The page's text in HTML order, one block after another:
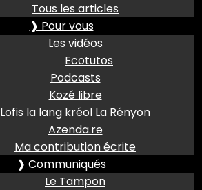
Tous les articles
❱ Pour vous
Les vidéos
Ecotutos
Podcasts
Kozé libre
Lofis la lang kréol La Rényon
Azenda.re
Ma contribution écrite
❱ Communiqués
Le Tampon